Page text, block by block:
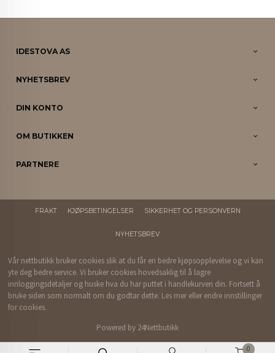
0
IDESTOVA AS
NYHETSBREV
DIN KONTO
OM BUTIKKEN
PARTNERE
FRAKT KJØPSBETINGELSER SIKKERHET OG PERSONVERN
NYHETSBREV
Vår nettbutikk bruker cookies slik at du får en bedre kjøpsopplevelse og vi kan
yte deg bedre service. Vi bruker cookies hovedsaklig til å lagre
innloggingsdetaljer og huske hva du har puttet i handlekurven din. Fortsett å
bruke siden som normalt om du godtar dette. Les mer eller endre innstillinger
for cookies.
Powered by 24Nettbutikk